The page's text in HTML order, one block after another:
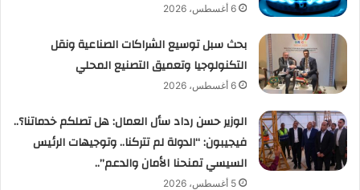
6 أغسطس، 2026
بحث سبل توسيع الشراكات الصناعية ونقل
التكنولوجيا وتعميق التصنيع المحلي
6 أغسطس، 2026
الوزير حسن رداد سأل العمال: هل تصلكم خدماتنا؟..
فيجيبون: “الدولة لم تتركنا.. وتوجيهات الرئيس
السيسي تمنحنا الأمان والدعم”..
5 أغسطس، 2026